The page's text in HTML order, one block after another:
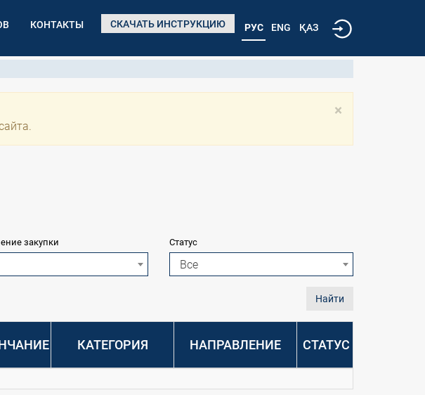
РУС ENG ҚАЗ
КОНТАКТЫ СКАЧАТЬ ИНСТРУКЦИЮ
×
закупки Статус
Все
Найти
КАТЕГОРИЯ НАПРАВЛЕНИЕ СТАТУС